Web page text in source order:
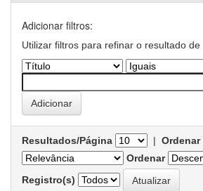
Adicionar filtros:
Utilizar filtros para refinar o resultado de
Resultados/Página |
Ordenar
Registro(s)